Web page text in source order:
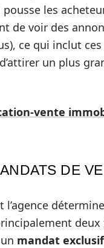
les
de voir des
ce qui inclut
un plus
vente
DE
mandat exclusif